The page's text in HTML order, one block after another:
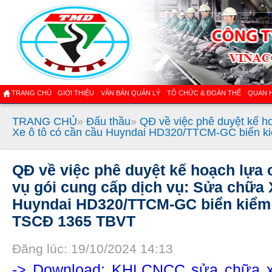
TRANG CHỦ GIỚI THIỆU VĂN BẢN QUẢN LÝ TỔ CHỨC & ĐOÀN THỂ QUAN
TRANG CHỦ» Đấu thầu» QĐ về việc phê duyệt kế
Xe ô tô có cần cầu Huyndai HD320/TTCM-GC biển
QĐ về việc phê duyệt kế hoạch lựa
vụ gói cung cấp dịch vụ: Sửa chữa
Huyndai HD320/TTCM-GC biển
TSCĐ 1365 TBVT
Đăng lúc: 19/10/2024 14:13